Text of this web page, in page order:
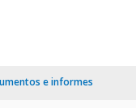
e informes